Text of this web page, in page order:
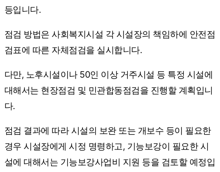
등입니다.
점검 방법은 사회복지시설 각 시설장의 책임하에 안전점
검표에 따른 자체점검을 실시합니다.
다만, 노후시설이나 50인 이상 거주시설 등 특정 시설에
대해서는 현장점검 및 민관합동점검을 진행할 계획입니
다.
점검 결과에 따라 시설의 보완 또는 개보수 등이 필요한
경우 시설장에게 시정 명령하고, 기능보강이 필요한 시
설에 대해서는 기능보강사업비 지원 등을 검토할 예정입